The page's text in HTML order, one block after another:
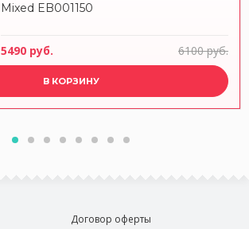
Mixed EB001150
5490 руб. 6100 руб.
В КОРЗИНУ
Договор оферты